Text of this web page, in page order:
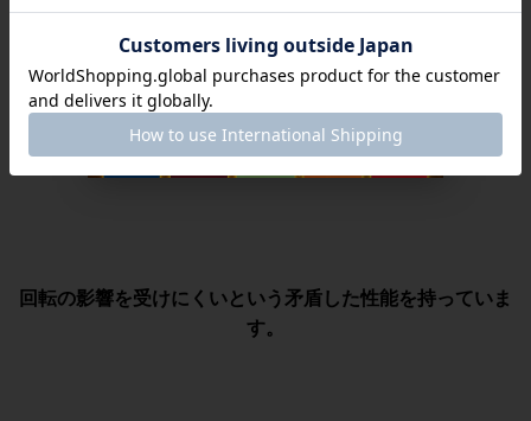
でも、、、このSPINFIREは回転がかかるのに
回転の影響を受けにくいという矛盾した性能を持っていま
す。